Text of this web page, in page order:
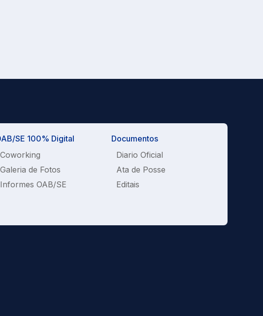
SE 100% Digital
Coworking
Galeria de Fotos
Informes OAB/SE
Documentos
Diario Oficial
Ata de Posse
Editais